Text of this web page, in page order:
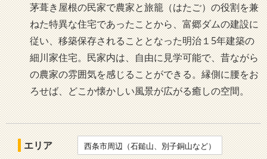
茅葺き屋根の民家で農家と旅籠（はたご）の役割を兼
ねた特異な住宅であったことから、富郷ダムの建設に
従い、移築保存されることとなった明治１5年建築の
細川家住宅。民家内は、自由に見学可能で、昔ながら
の農家の雰囲気を感じることができる。縁側に腰をお
ろせば、どこか懐かしい風景が広がる癒しの空間。
エリア 西条市周辺（石鎚山、別子銅山など）